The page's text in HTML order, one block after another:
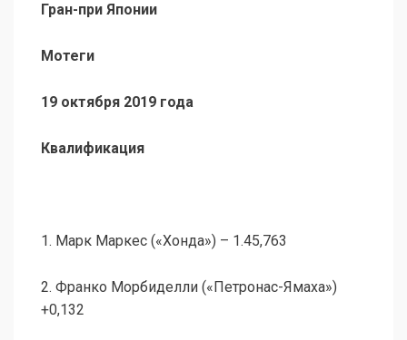
Гран-при Японии
Мотеги
19 октября 2019 года
Квалификация
1. Марк Маркес («Хонда») – 1.45,763
2. Франко Морбиделли («Петронас-Ямаха»)
+0,132